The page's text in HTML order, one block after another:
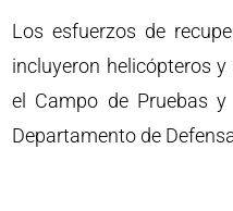
Los esfuerzos de
incluyeron helicópteros
el Campo de Pruebas
Departamento de